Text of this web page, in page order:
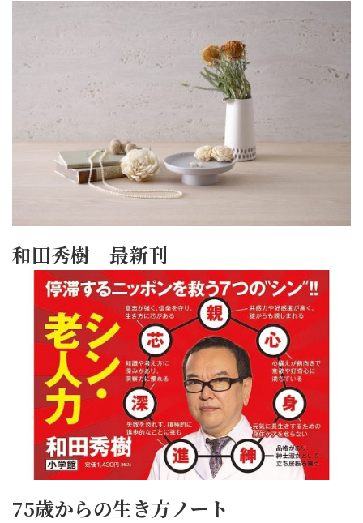
和田秀樹 最新刊
75歳からの生き方ノート